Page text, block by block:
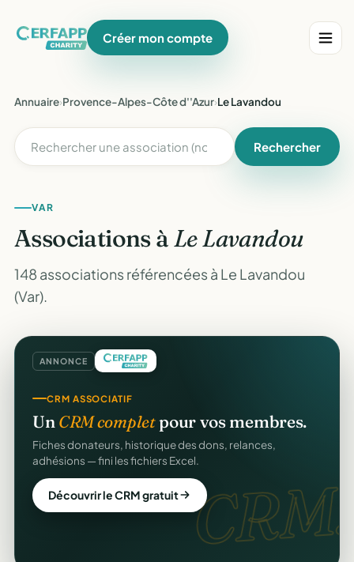
Créer mon compte
Annuaire›Provence-Alpes-Côte d''Azur›Le Lavandou
Rechercher
VAR
Associations àLe Lavandou
148 associations référencées à Le Lavandou
(Var).
ANNONCE
CRM.
CRM ASSOCIATIF
Un CRM completpour vos membres.
Fiches donateurs, historique des dons, relances,
adhésions — fini les fichiers Excel.
Découvrir le CRM gratuit